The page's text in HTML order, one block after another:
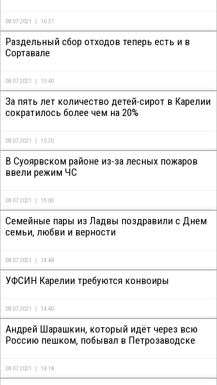
08.07.2021 16:37
Раздельный сбор отходов теперь есть и в
Сортавале
08.07.2021 15:40
За пять лет количество детей-сирот в Карелии
сократилось более чем на 20%
08.07.2021 15:20
В Суоярвском районе из-за лесных пожаров
ввели режим ЧС
08.07.2021 15:00
Семейные пары из Ладвы поздравили с Днем
семьи, любви и верности
08.07.2021 14:48
УФСИН Карелии требуются конвоиры
08.07.2021 14:40
Андрей Шарашкин, который идёт через всю
Россию пешком, побывал в Петрозаводске
08.07.2021 14:18